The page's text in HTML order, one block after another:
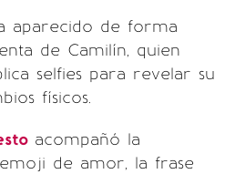
aparecido de forma
de Camilín, quien
selfies para revelar su
físicos.
acompañó la
de amor, la frase